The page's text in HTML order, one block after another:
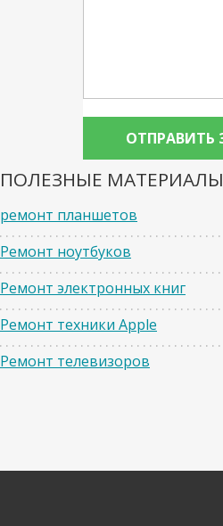
ПОЛЕЗНЫЕ МАТЕРИАЛЫ
ремонт планшетов
Ремонт ноутбуков
Ремонт электронных книг
Ремонт техники Apple
Ремонт телевизоров